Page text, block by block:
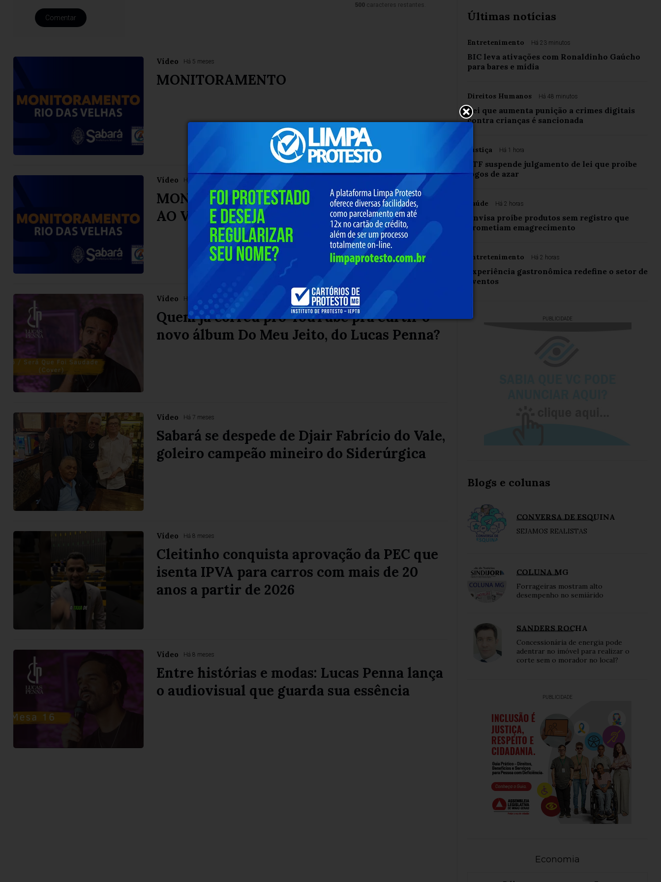
500caracteres restantes.
Comentar
Vídeo Há 5 meses
MONITORAMENTO
Vídeo Há 6 meses
MONITORAMENTO DO RIO DAS VELHAS
AO VIVO
Vídeo Há 7 meses
Quem já correu pro YouTube pra curtir o
novo álbum Do Meu Jeito, do Lucas Penna?
Vídeo Há 7 meses
Sabará se despede de Djair Fabrício do Vale,
goleiro campeão mineiro do Siderúrgica
Vídeo Há 8 meses
Cleitinho conquista aprovação da PEC que
isenta IPVA para carros com mais de 20
anos a partir de 2026
Vídeo Há 8 meses
Entre histórias e modas: Lucas Penna lança
o audiovisual que guarda sua essência
Últimas notícias
Entretenimento Há 23 minutos
BIC leva ativações com Ronaldinho Gaúcho
para bares e mídia
Direitos Humanos Há 48 minutos
Lei que aumenta punição a crimes digitais
contra crianças é sancionada
Justiça Há 1 hora
STF suspende julgamento de lei que proíbe
jogos de azar
Saúde Há 2 horas
Anvisa proíbe produtos sem registro que
prometiam emagrecimento
Entretenimento Há 2 horas
Experiência gastronômica redefine o setor de
eventos
PUBLICIDADE
Blogs e colunas
CONVERSA DE ESQUINA
SEJAMOS REALISTAS
COLUNA MG
Forrageiras mostram alto
desempenho no semiárido
SANDERS ROCHA
Concessionária de energia pode
adentrar no imóvel para realizar o
corte sem o morador no local?
PUBLICIDADE
Economia